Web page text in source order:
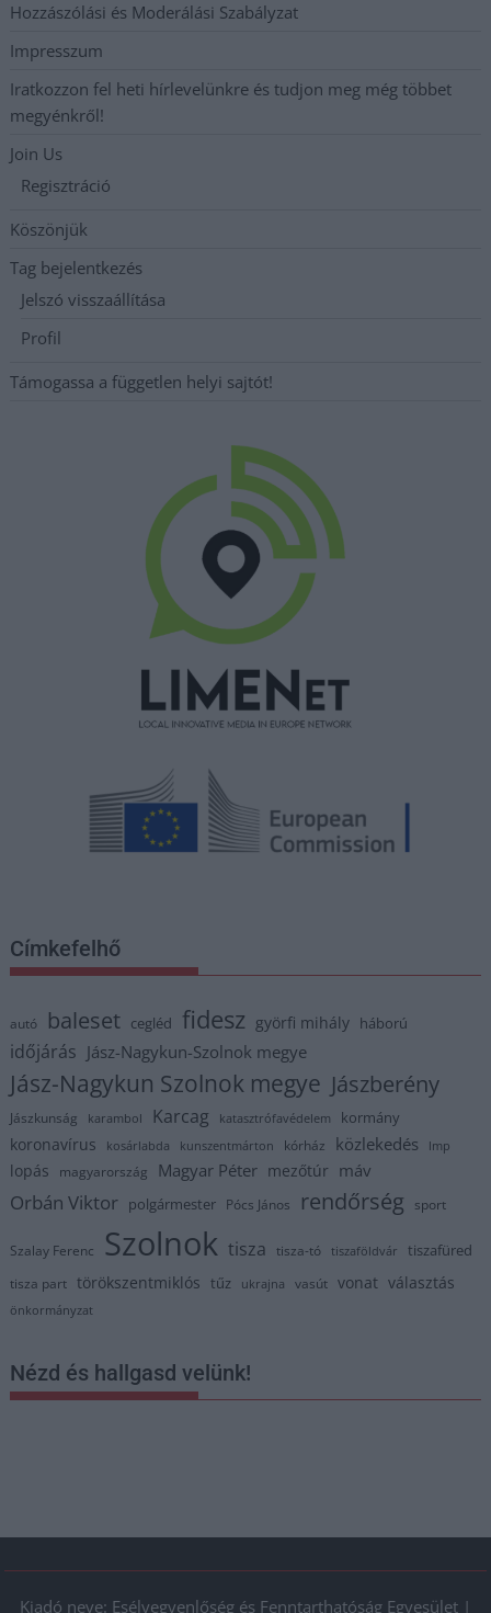
Hozzászólási és Moderálási Szabályzat
Impresszum
Iratkozzon fel heti hírlevelünkre és tudjon meg még többet
megyénkről!
Join Us
Regisztráció
Köszönjük
Tag bejelentkezés
Jelszó visszaállítása
Profil
Támogassa a független helyi sajtót!
Címkefelhő
autó baleset cegléd fidesz györfi mihály háború
időjárás Jász-Nagykun-Szolnok megye
Jász-Nagykun Szolnok megye Jászberény
Jászkunság karambol Karcag katasztrófavédelem kormány
koronavírus kosárlabda kunszentmárton kórház közlekedés lmp
lopás magyarország Magyar Péter mezőtúr máv
Orbán Viktor polgármester Pócs János rendőrség sport
Szalay Ferenc Szolnok tisza tisza-tó tiszaföldvár tiszafüred
tisza part törökszentmiklós tűz ukrajna vasút vonat választás
önkormányzat
Nézd és hallgasd velünk!
Kiadó neve: Esélyegyenlőség és Fenntarthatóság Egyesület |